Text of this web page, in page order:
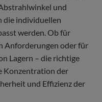
und
die individuellen
werden. Ob für
Anforderungen oder für
Lagern – die richtige
Konzentration der
und Effizienz der